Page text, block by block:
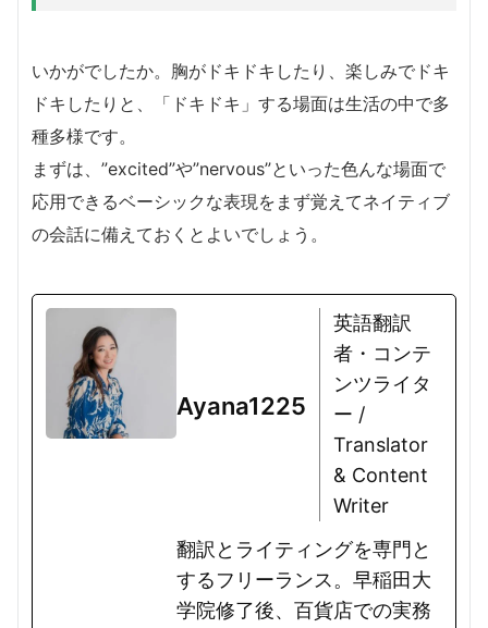
いかがでしたか。胸がドキドキしたり、楽しみでドキ
ドキしたりと、「ドキドキ」する場面は生活の中で多
種多様です。
まずは、”excited”や”nervous”といった色んな場面で
応用できるベーシックな表現をまず覚えてネイティブ
の会話に備えておくとよいでしょう。
Ayana1225
英語翻訳
者・コンテ
ンツライタ
ー /
Translator
& Content
Writer
翻訳とライティングを専門と
するフリーランス。早稲田大
学院修了後、百貨店での実務